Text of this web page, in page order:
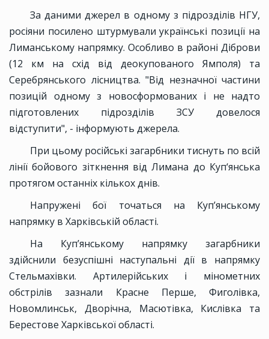
За даними джерел в одному з підрозділів НГУ,
росіяни посилено штурмували українські позиції на
Лиманському напрямку. Особливо в районі Діброви
(12 км на схід від деокупованого Ямполя) та
Серебрянського лісництва. "Від незначної частини
позицій одному з новосформованих і не надто
підготовлених підрозділів ЗСУ довелося
відступити", - інформують джерела.
При цьому російські загарбники тиснуть по всій
лінії бойового зіткнення від Лимана до Куп‘янська
протягом останніх кількох днів.
Напружені бої точаться на Куп’янському
напрямку в Харківській області.
На Куп’янському напрямку загарбники
здійснили безуспішні наступальні дії в напрямку
Стельмахівки. Артилерійських і мінометних
обстрілів зазнали Красне Перше, Фиголівка,
Новомлинськ, Дворічна, Масютівка, Кислівка та
Берестове Харківської області.